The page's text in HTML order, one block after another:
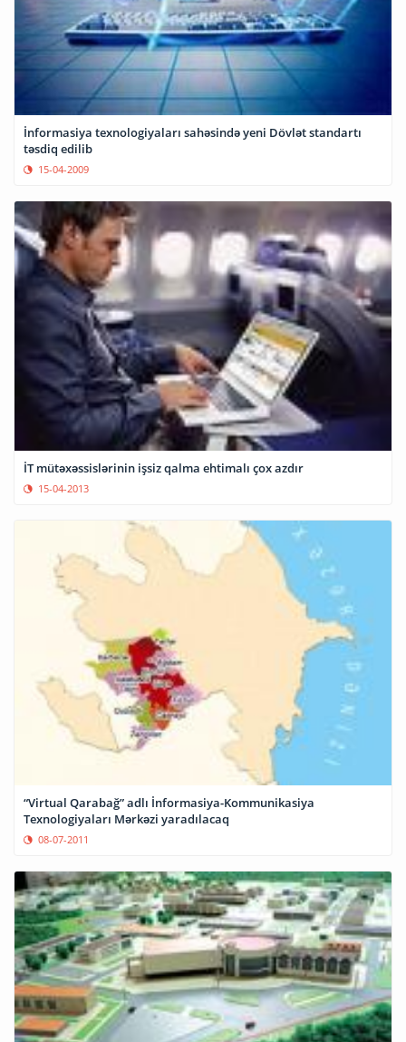
İnformasiya texnologiyaları sahəsində yeni Dövlət standartı
təsdiq edilib
15-04-2009
İT mütəxəssislərinin işsiz qalma ehtimalı çox azdır
15-04-2013
“Virtual Qarabağ” adlı İnformasiya-Kommunikasiya
Texnologiyaları Mərkəzi yaradılacaq
08-07-2011